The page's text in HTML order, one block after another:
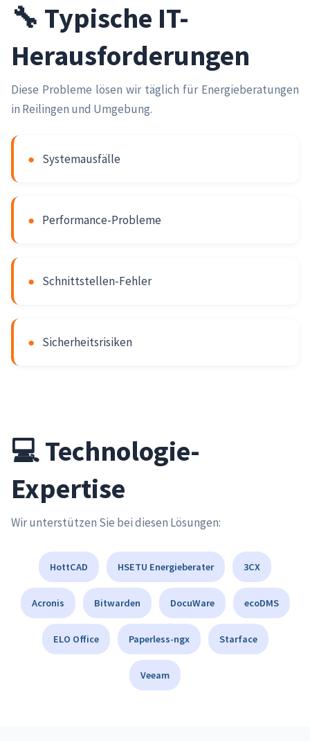
🔧 Typische IT-
Herausforderungen
Diese Probleme lösen wir täglich für Energieberatungen
in Reilingen und Umgebung.
● Systemausfälle
● Performance-Probleme
● Schnittstellen-Fehler
● Sicherheitsrisiken
💻 Technologie-
Expertise
Wir unterstützen Sie bei diesen Lösungen:
HottCAD HSETU Energieberater 3CX
Acronis Bitwarden DocuWare ecoDMS
ELO Office Paperless-ngx Starface
Veeam